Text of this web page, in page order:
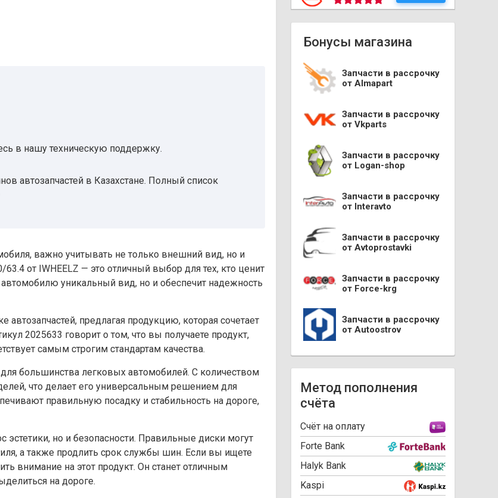
в нашу техническую поддержку.
автозапчастей в Казахстане. Полный список
важно учитывать не только внешний вид, но и
от IWHEELZ — это отличный выбор для тех, кто ценит
уникальный вид, но и обеспечит надежность
предлагая продукцию, которая сочетает
2025633 говорит о том, что вы получаете продукт,
самым строгим стандартам качества.
большинства легковых автомобилей. С количеством
что делает его универсальным решением для
правильную посадку и стабильность на дороге,
но и безопасности. Правильные диски могут
а также продлить срок службы шин. Если вы ищете
внимание на этот продукт. Он станет отличным
на дороге.
Бонусы магазина
Запчасти в рассрочку
от Almapart
Запчасти в рассрочку
от Vkparts
Запчасти в рассрочку
от Logan-shop
Запчасти в рассрочку
от Interavto
Запчасти в рассрочку
от Avtoprostavki
Запчасти в рассрочку
от Force-krg
Запчасти в рассрочку
от Autoostrov
Метод пополнения
счёта
Cчёт на оплату
Forte Bank
Halyk Bank
Kaspi